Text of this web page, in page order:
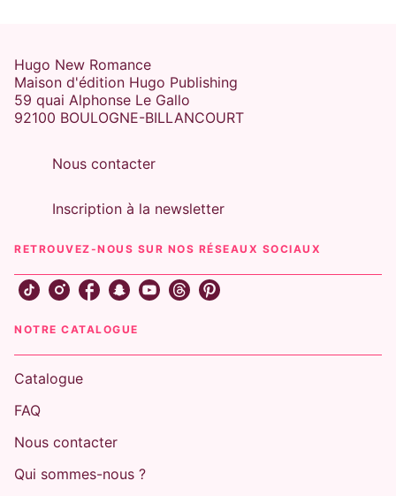
Hugo New Romance
Maison d'édition Hugo Publishing
59 quai Alphonse Le Gallo
92100 BOULOGNE-BILLANCOURT
Nous contacter
Inscription à la newsletter
RETROUVEZ-NOUS SUR NOS RÉSEAUX SOCIAUX
NOTRE CATALOGUE
Catalogue
FAQ
Nous contacter
Qui sommes-nous ?